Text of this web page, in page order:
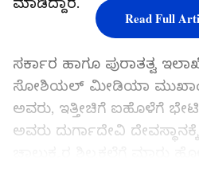
ಮಾಡಿದ್ದಾರೆ.
ಸರ್ಕಾರ ಹಾಗೂ ಪುರಾತತ್ವ
ಸೋಶಿಯಲ್ ಮೀಡಿಯಾ
ಅವರು, ಇತ್ತೀಚಿಗೆ ಐಹೊಳೆಗೆ
ಅವರು ದುರ್ಗಾದೇವಿ
Read Full